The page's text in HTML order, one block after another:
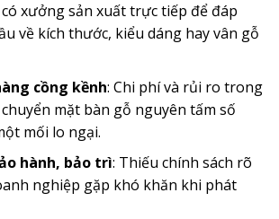
xưởng sản xuất trực tiếp để đáp
về kích thước, kiểu dáng hay vân gỗ
cồng kềnh: Chi phí và rủi ro trong
mặt bàn gỗ nguyên tấm số
mối lo ngại.
hành, bảo trì: Thiếu chính sách rõ
nghiệp gặp khó khăn khi phát